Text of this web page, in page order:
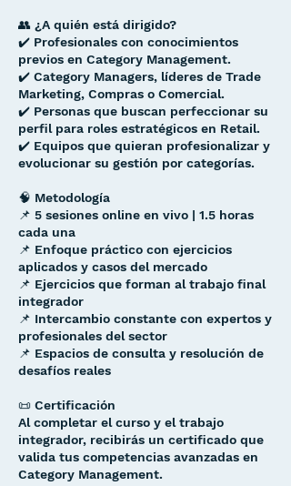
👥 ¿A quién está dirigido?
✔️ Profesionales con conocimientos
previos en Category Management.
✔️ Category Managers, líderes de Trade
Marketing, Compras o Comercial.
✔️ Personas que buscan perfeccionar su
perfil para roles estratégicos en Retail.
✔️ Equipos que quieran profesionalizar y
evolucionar su gestión por categorías.
🧠 Metodología
📌 5 sesiones online en vivo | 1.5 horas
cada una
📌 Enfoque práctico con ejercicios
aplicados y casos del mercado
📌 Ejercicios que forman al trabajo final
integrador
📌 Intercambio constante con expertos y
profesionales del sector
📌 Espacios de consulta y resolución de
desafíos reales
📜 Certificación
Al completar el curso y el trabajo
integrador, recibirás un certificado que
valida tus competencias avanzadas en
Category Management.